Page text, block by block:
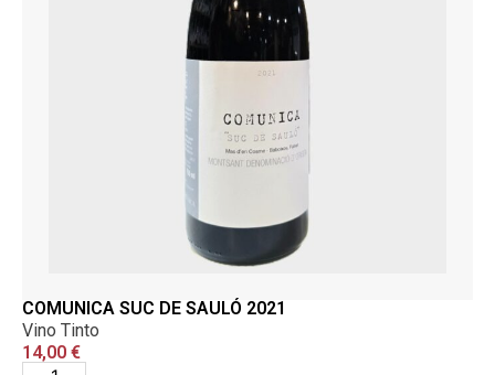
COMUNICA SUC DE SAULÓ 2021
Vino Tinto
14,00 €